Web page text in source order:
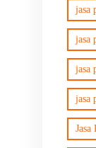
jasa
jasa
jasa
jasa
Jasa